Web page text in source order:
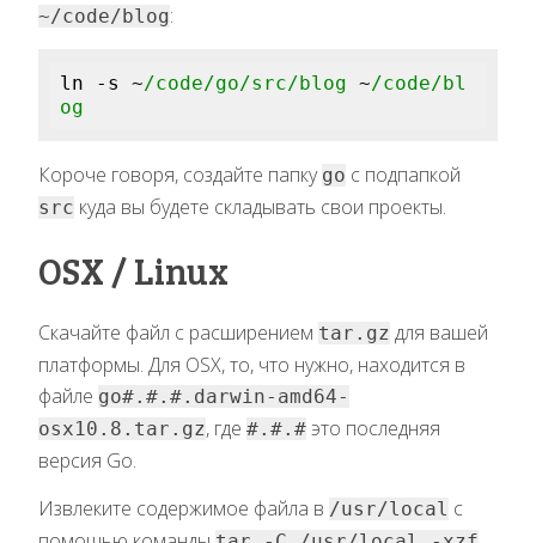
~/code/blog:
ln -s ~/code/go/src/blog ~/code/bl
og
Короче говоря, создайте папку go с подпапкой
src куда вы будете складывать свои проекты.
OSX / Linux
Скачайте файл с расширением tar.gz для вашей
платформы. Для OSX, то, что нужно, находится в
файле go#.#.#.darwin-amd64-
osx10.8.tar.gz, где #.#.# это последняя
версия Go.
Извлеките содержимое файла в /usr/local с